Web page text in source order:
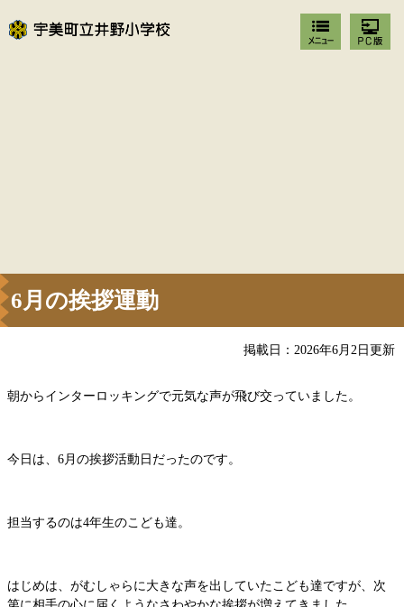
6月の挨拶運動
掲載日：2026年6月2日更新
朝からインターロッキングで元気な声が飛び交っていました。
今日は、6月の挨拶活動日だったのです。
担当するのは4年生のこども達。
はじめは、がむしゃらに大きな声を出していたこども達ですが、次